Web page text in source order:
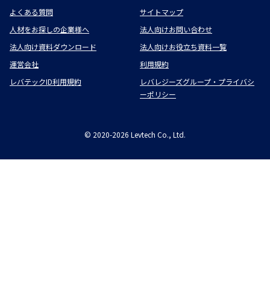
よくある質問
サイトマップ
人材をお探しの企業様へ
法人向けお問い合わせ
法人向け資料ダウンロード
法人向けお役立ち資料一覧
運営会社
利用規約
レバテックID利用規約
レバレジーズグループ・プライバシ
ーポリシー
© 2020-2026 Levtech Co., Ltd.